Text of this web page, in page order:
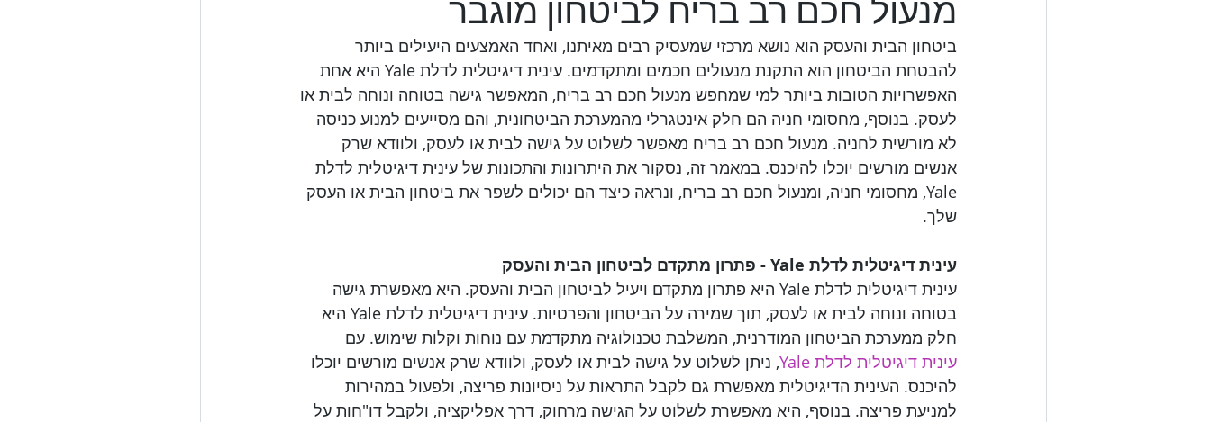
ביטחון הבית והעסק הוא נושא מרכזי שמעסיק רבים מאיתנו, ואחד האמצעים היעילים ביותר
להבטחת הביטחון הוא התקנת מנעולים חכמים ומתקדמים. עינית דיגיטלית לדלת Yale היא אחת
האפשרויות הטובות ביותר למי שמחפש מנעול חכם רב בריח, המאפשר גישה בטוחה ונוחה לבית או
לעסק. בנוסף, מחסומי חניה הם חלק אינטגרלי מהמערכת הביטחונית, והם מסייעים למנוע כניסה
לא מורשית לחניה. מנעול חכם רב בריח מאפשר לשלוט על גישה לבית או לעסק, ולוודא שרק
אנשים מורשים יוכלו להיכנס. במאמר זה, נסקור את היתרונות והתכונות של עינית דיגיטלית לדלת
Yale, מחסומי חניה, ומנעול חכם רב בריח, ונראה כיצד הם יכולים לשפר את ביטחון הבית או העסק
שלך.
עינית דיגיטלית לדלת Yale - פתרון מתקדם לביטחון הבית והעסק
עינית דיגיטלית לדלת Yale היא פתרון מתקדם ויעיל לביטחון הבית והעסק. היא מאפשרת גישה
בטוחה ונוחה לבית או לעסק, תוך שמירה על הביטחון והפרטיות. עינית דיגיטלית לדלת Yale היא
חלק ממערכת הביטחון המודרנית, המשלבת טכנולוגיה מתקדמת עם נוחות וקלות שימוש. עם
עינית דיגיטלית לדלת Yale
, ניתן לשלוט על גישה לבית או לעסק, ולוודא שרק אנשים מורשים יוכלו
להיכנס. העינית הדיגיטלית מאפשרת גם לקבל התראות על ניסיונות פריצה, ולפעול במהירות
למניעת פריצה. בנוסף, היא מאפשרת לשלוט על הגישה מרחוק, דרך אפליקציה, ולקבל דו"חות על